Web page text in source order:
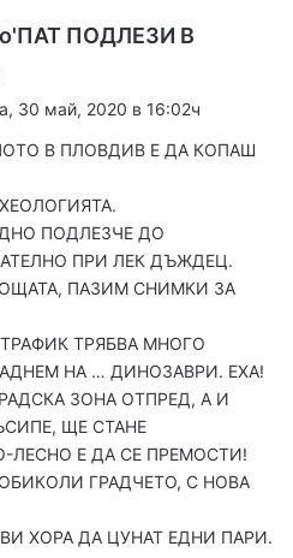
ПОДЛЕЗИ В
а
30 май, 2020 в 16:02ч
В ПЛОВДИВ Е ДА КОПАШ
ПОДЛЕЗЧЕ ДО
ПРИ ЛЕК ДЪЖДЕЦ.
ПАЗИМ СНИМКИ ЗА
ТРЯБВА МНОГО
НА … ДИНОЗАВРИ. ЕХА!
ЗОНА ОТПРЕД, А И
ЩЕ СТАНЕ
Е ДА СЕ ПРЕМОСТИ!
ГРАДЧЕТО, С НОВА
ХОРА ДА ЦУНАТ ЕДНИ ПАРИ.